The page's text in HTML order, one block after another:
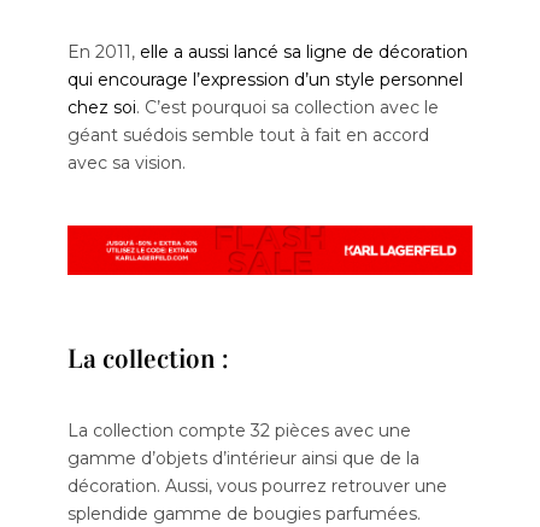
En 2011, elle a aussi lancé sa ligne de décoration
qui encourage l’expression d’un style personnel
chez soi. C’est pourquoi sa collection avec le
géant suédois semble tout à fait en accord
avec sa vision.
La collection :
La collection compte 32 pièces avec une
gamme d’objets d’intérieur ainsi que de la
décoration. Aussi, vous pourrez retrouver une
splendide gamme de bougies parfumées.